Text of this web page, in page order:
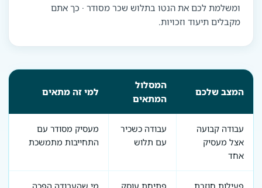
ומשלמת לכם את הנטו בתלוש שכר מסודר · כך אתם
מקבלים תיעוד וזכויות.
המצב שלכם
המסלול
המתאים
למי זה מתאים
עבודה קבועה
אצל מעסיק
אחד
עבודה כשכיר
עם תלוש
מעסיק מסודר עם
התחייבות מתמשכת
פעילות חוזרת
פתיחת עוסק
מי שהעבודה הפכה